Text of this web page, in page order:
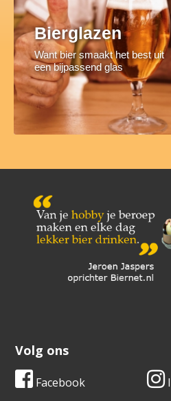
Bierglazen
Want bier smaakt het best uit
een bijpassend glas
Volg ons
Facebook